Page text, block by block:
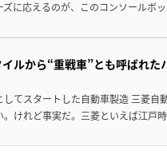
に応えるのが、このコンソールボ
ルから“重戦車”とも呼ばれ
てスタートした自動車製造 三菱自
けれど事実だ。三菱といえば江戸